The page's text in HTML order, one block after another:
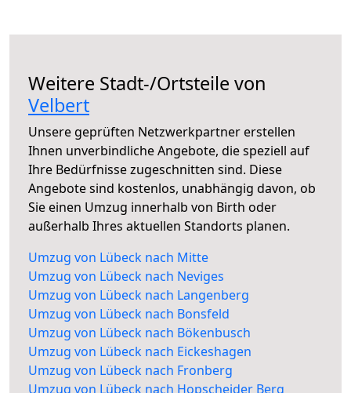
Weitere Stadt-/Ortsteile von
Velbert
Unsere geprüften Netzwerkpartner erstellen
Ihnen unverbindliche Angebote, die speziell auf
Ihre Bedürfnisse zugeschnitten sind. Diese
Angebote sind kostenlos, unabhängig davon, ob
Sie einen Umzug innerhalb von Birth oder
außerhalb Ihres aktuellen Standorts planen.
Umzug von Lübeck nach Mitte
Umzug von Lübeck nach Neviges
Umzug von Lübeck nach Langenberg
Umzug von Lübeck nach Bonsfeld
Umzug von Lübeck nach Bökenbusch
Umzug von Lübeck nach Eickeshagen
Umzug von Lübeck nach Fronberg
Umzug von Lübeck nach Hopscheider Berg